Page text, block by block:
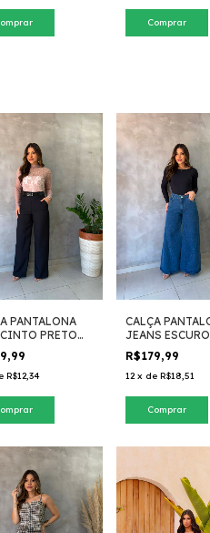
Comprar
PANTALONA
PRETO
R$12,34
CALÇA
JEANS ESCURO
R$179,99
12 x de R$18,51
Comprar